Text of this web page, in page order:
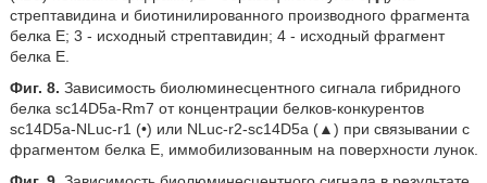
стрептавидина и биотинилированного производного фрагмента
белка Е; 3 - исходный стрептавидин; 4 - исходный фрагмент
белка Е.
Фиг. 8. Зависимость биолюминесцентного сигнала гибридного
белка sc14D5a-Rm7 от концентрации белков-конкурентов
sc14D5a-NLuc-r1 (•) или NLuc-r2-sc14D5a (▲) при связывании с
фрагментом белка Е, иммобилизованным на поверхности лунок.